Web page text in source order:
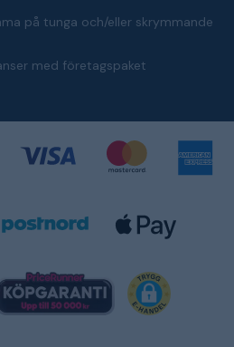
på tunga och/eller skrymmande
med företagspaket